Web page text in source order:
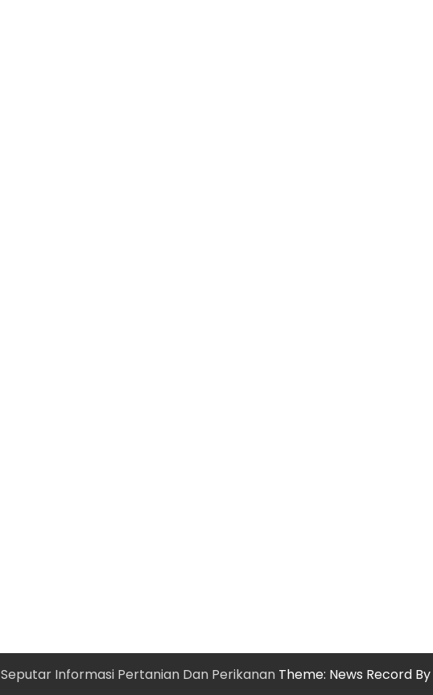
Seputar Informasi Pertanian Dan Perikanan Theme: News Record By